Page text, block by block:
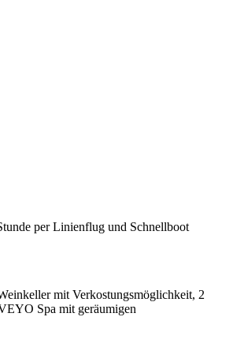
per Linienflug und Schnellboot
mit Verkostungsmöglichkeit, 2
Spa mit geräumigen